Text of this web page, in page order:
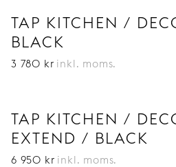
TAP KITCHEN /
BLACK
3 780 kr inkl. moms.
TAP KITCHEN /
EXTEND / BLACK
6 950 kr inkl. moms.